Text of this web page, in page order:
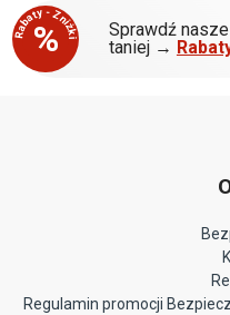
%
Rabaty - Zniżki
Sprawdź
taniej →
Regulamin promocji